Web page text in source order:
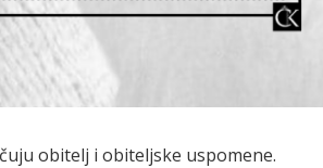
obitelj i obiteljske uspomene.